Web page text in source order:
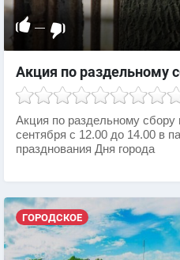
—
Акция по раздельному
Акция по раздельному сбору
сентября с 12.00 до 14.00 в
празднования Дня города
ГОРОДСКОЕ